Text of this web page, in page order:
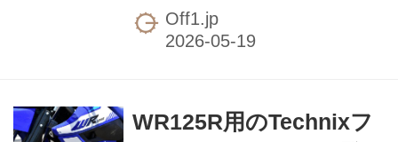
を予定しています。グレードは「エク
スクルーシブ」「スポーツ」「GSトロ
ーカー希望小売価格・消費税込み）。
Off1.jp
WR125R用のTechnixフ